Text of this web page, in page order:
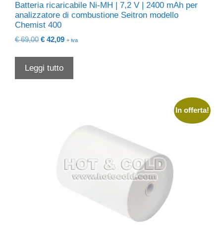
Batteria ricaricabile Ni-MH | 7,2 V | 2400 mAh per
analizzatore di combustione Seitron modello
Chemist 400
€69,00 Il
originale
era:
€ 69,00.
€ 42,09Il
attuale
€ 42,09.
+ iva
Leggi tutto
In offerta!